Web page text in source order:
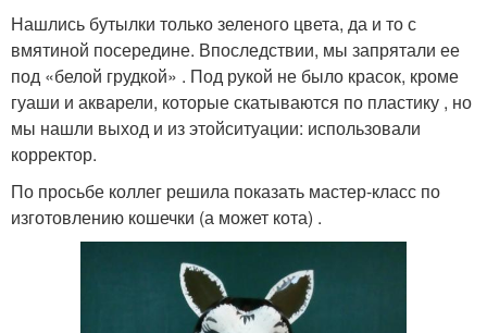
Нашлись бутылки только зеленого цвета, да и то с
вмятиной посередине. Впоследствии, мы запрятали ее
под «белой грудкой» . Под рукой не было красок, кроме
гуаши и акварели, которые скатываются по пластику , но
мы нашли выход и из этойситуации: использовали
корректор.
По просьбе коллег решила показать мастер-класс по
изготовлению кошечки (а может кота) .